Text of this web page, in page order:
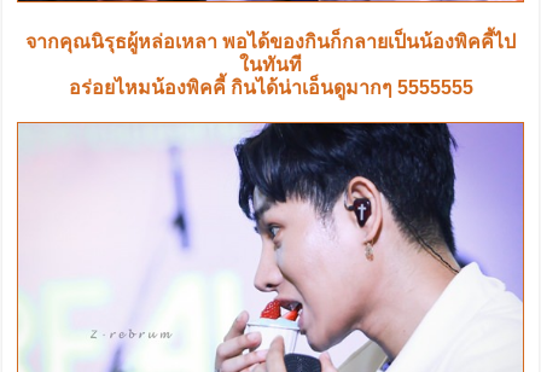
จากคุณนิรุธผู้หล่อเหลา พอได้ของกินก็กลายเป็นน้องพิคคี้ไป
ในทันที
อร่อยไหมน้องพิคคี้ กินได้น่าเอ็นดูมากๆ 5555555